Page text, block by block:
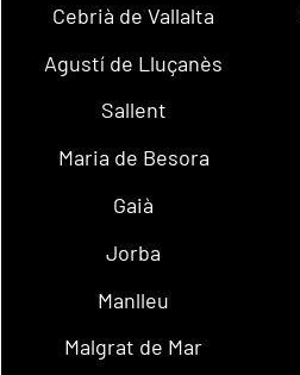
Cebrià de Vallalta
Agustí de Lluçanès
Sallent
Maria de Besora
Gaià
Jorba
Manlleu
Malgrat de Mar